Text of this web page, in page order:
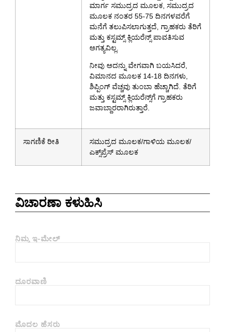
ಮಾರ್ಗ ಸಮುದ್ರದ ಮೂಲಕ, ಸಮುದ್ರದ
ಮೂಲಕ ನಂತರ 55-75 ದಿನಗಳವರೆಗೆ
ಮನೆಗೆ ತಲುಪಿಸಲಾಗುತ್ತದೆ, ಗ್ರಾಹಕರು ತೆರಿಗೆ
ಮತ್ತು ಕಸ್ಟಮ್ಸ್ ಕ್ಲಿಯರೆನ್ಸ್ ಪಾವತಿಸುವ
ಅಗತ್ಯವಿಲ್ಲ.
ನೀವು ಅದನ್ನು ವೇಗವಾಗಿ ಬಯಸಿದರೆ,
ವಿಮಾನದ ಮೂಲಕ 14-18 ದಿನಗಳು,
ಶಿಪ್ಪಿಂಗ್ ವೆಚ್ಚವು ತುಂಬಾ ಹೆಚ್ಚಾಗಿದೆ. ತೆರಿಗೆ
ಮತ್ತು ಕಸ್ಟಮ್ಸ್ ಕ್ಲಿಯರೆನ್ಸ್‌ಗೆ ಗ್ರಾಹಕರು
ಜವಾಬ್ದಾರರಾಗಿರುತ್ತಾರೆ.
ಸಾಗಣಿಕೆ ರೀತಿ
ಸಮುದ್ರದ ಮೂಲಕ/ಗಾಳಿಯ ಮೂಲಕ/
ಎಕ್ಸ್‌ಪ್ರೆಸ್ ಮೂಲಕ
ವಿಚಾರಣಾ ಕಳುಹಿಸಿ
ನಿಮ್ಮ ಇ-ಮೇಲ್
ದೂರವಾಣಿ
ಮೊದಲ ಹೆಸರು